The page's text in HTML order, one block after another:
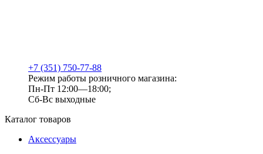
+7 (351) 750-77-88
Режим работы розничного магазина:
Пн-Пт 12:00—18:00;
Сб-Вс выходные
Каталог товаров
Аксессуары